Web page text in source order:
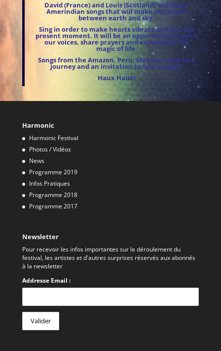
David (France) and Louis (Scotland) will share
Amerindian songs that will make you travel
between earth and sky.
Sing in order to make hearts vibrate and live the
present moment. It will be an opportunity to open
our voices, share prayers and experience the
magic of life.
Songs from the Amazon, Peru, Mexico, it will be a
journey and an invitation to free oneself.
Haux Haux!
Harmonic
Harmonic Festival
Photos / Vidéos
News
Programme 2019
Infos Pratiques
Programme 2018
Programme 2017
Newsletter
Pour recevoir les infos importantes sur le déroulement du
festival, les artistes et d'autres surprises réservés aux abonnés
à la newsletter
Addresse Email :